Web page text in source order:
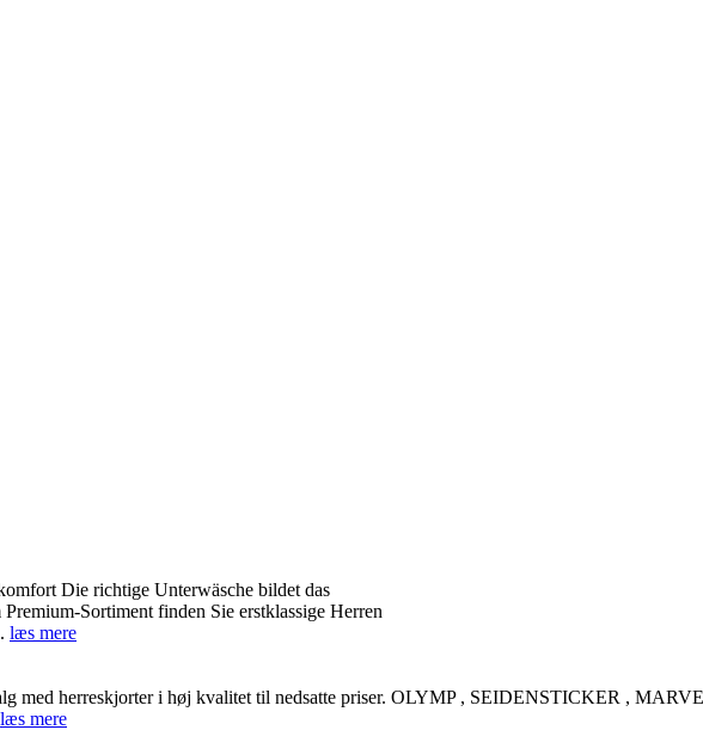
Die richtige Unterwäsche bildet das
Sortiment finden Sie erstklassige Herren
læs mere
med herreskjorter i høj kvalitet til nedsatte priser. OLYMP , SEIDENSTICKER ,
læs mere